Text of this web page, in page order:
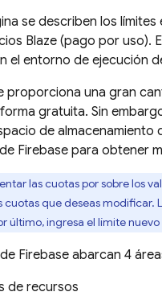
se describen los
Blaze (pago por uso).
el entorno de ejecución
proporciona una gran
gratuita. Sin
de almacenamiento
de Firebase para obtener
las cuotas por sobre los
cuotas que deseas modificar.
último, ingresa el límite
Firebase abarcan 4
de recursos